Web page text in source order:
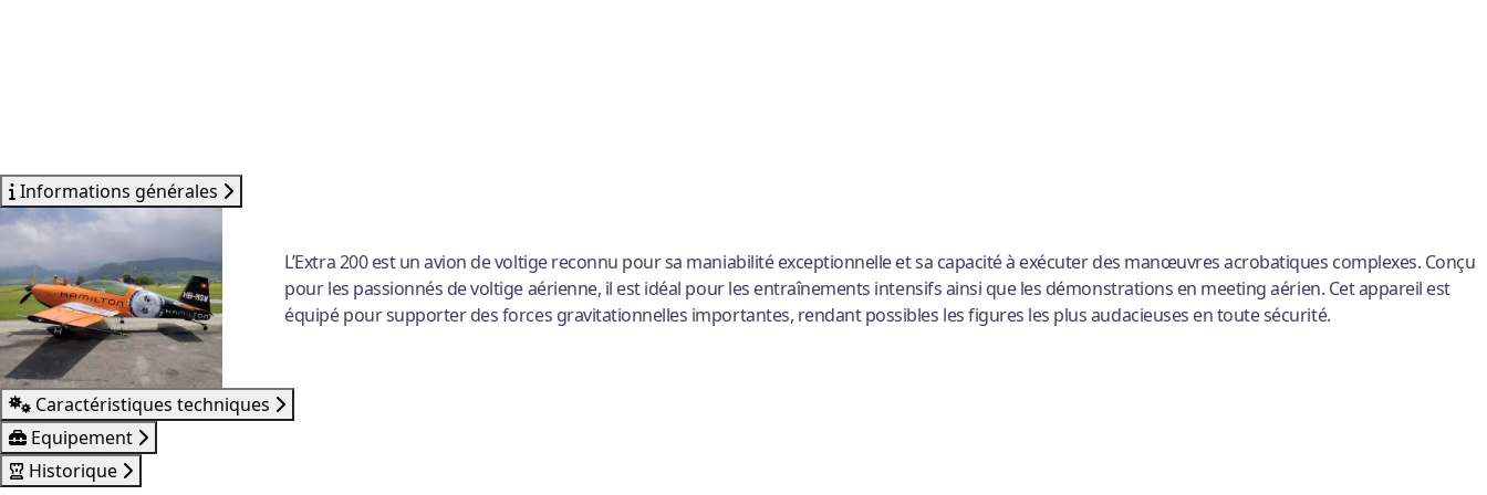
Informations générales
L’Extra 200 est un avion de voltige reconnu pour sa maniabilité exceptionnelle et sa capacité à exécuter des manœuvres acrobatiques complexes. Conçu
pour les passionnés de voltige aérienne, il est idéal pour les entraînements intensifs ainsi que les démonstrations en meeting aérien. Cet appareil est
équipé pour supporter des forces gravitationnelles importantes, rendant possibles les figures les plus audacieuses en toute sécurité.
Caractéristiques techniques
Equipement
Historique